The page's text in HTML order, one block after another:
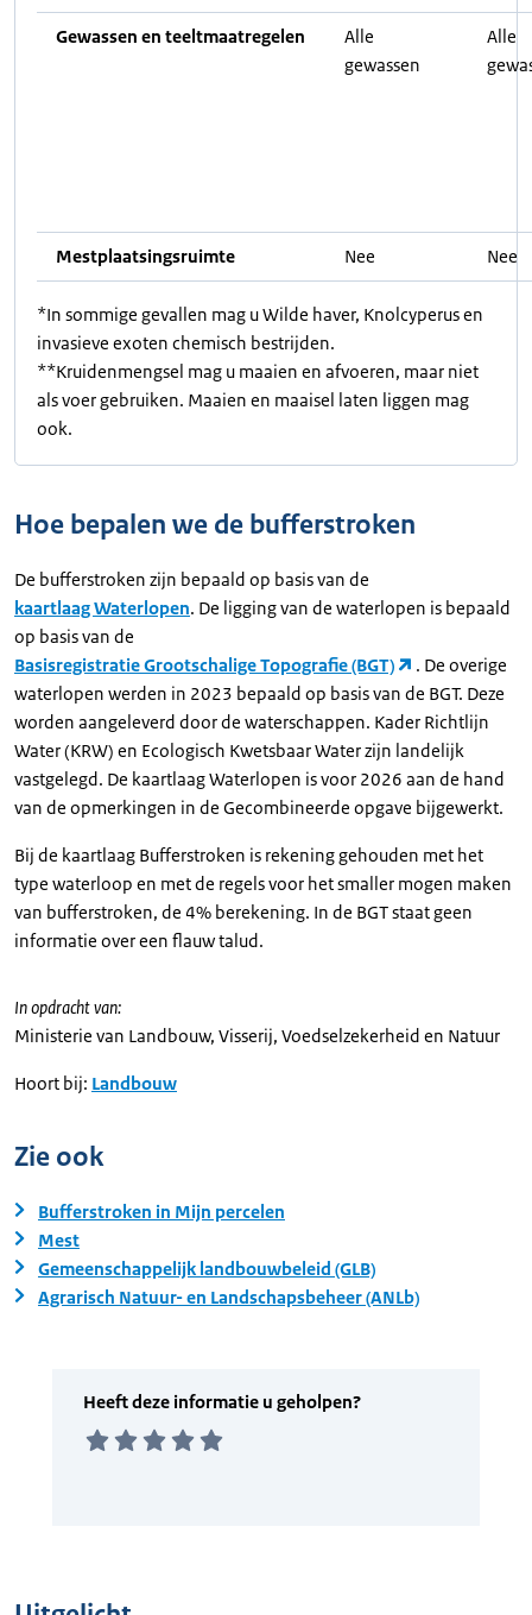
Gewassen en teeltmaatregelen
Alle
gewassen
Alle
Mestplaatsingsruimte Nee Nee
*In sommige gevallen mag u Wilde haver, Knolcyperus en
invasieve exoten chemisch bestrijden.
**Kruidenmengsel mag u maaien en afvoeren, maar niet
als voer gebruiken. Maaien en maaisel laten liggen mag
ook.
Hoe bepalen we de bufferstroken
De bufferstroken zijn bepaald op basis van de
kaartlaag Waterlopen. De ligging van de waterlopen is bepaald
op basis van de
Basisregistratie Grootschalige Topografie (BGT)
. De overige
waterlopen werden in 2023 bepaald op basis van de BGT. Deze
worden aangeleverd door de waterschappen. Kader Richtlijn
Water (KRW) en Ecologisch Kwetsbaar Water zijn landelijk
vastgelegd. De kaartlaag Waterlopen is voor 2026 aan de hand
van de opmerkingen in de Gecombineerde opgave bijgewerkt.
Bij de kaartlaag Bufferstroken is rekening gehouden met het
type waterloop en met de regels voor het smaller mogen maken
van bufferstroken, de 4% berekening. In de BGT staat geen
informatie over een flauw talud.
In opdracht van:
Ministerie van Landbouw, Visserij, Voedselzekerheid en Natuur
Hoort bij: Landbouw
Zie ook
Bufferstroken in Mijn percelen
Mest
Gemeenschappelijk landbouwbeleid (GLB)
Agrarisch Natuur- en Landschapsbeheer (ANLb)